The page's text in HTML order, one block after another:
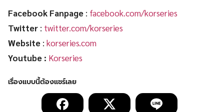
Facebook Fanpage : facebook.com/korseries
Twitter : twitter.com/korseries
Website : korseries.com
Youtube : Korseries